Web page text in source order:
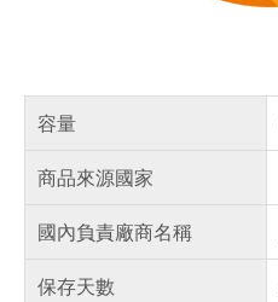
容量
商品來源國家
國內負責廠商名稱
保存天數